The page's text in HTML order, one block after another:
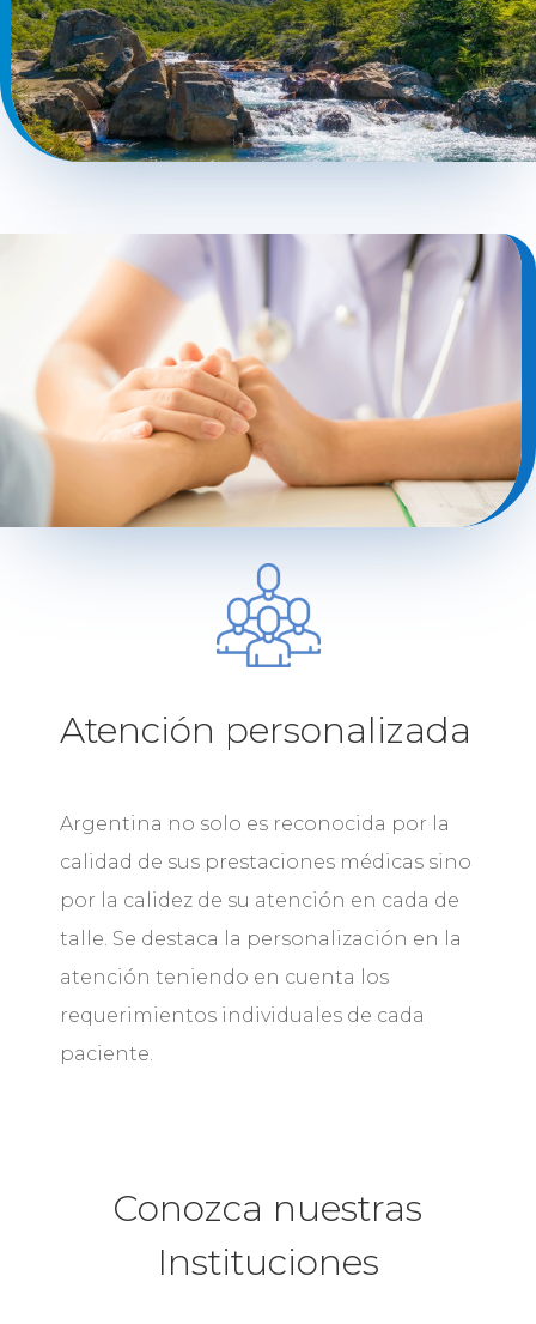
Atención personalizada
Argentina no solo es reconocida por la
calidad de sus prestaciones médicas sino
por la calidez de su atención en cada de
talle. Se destaca la personalización en la
atención teniendo en cuenta los
requerimientos individuales de cada
paciente.
Conozca nuestras
Instituciones